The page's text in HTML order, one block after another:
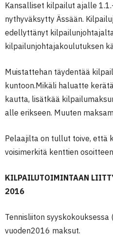
Kansalliset kilpailut ajalle
nythyväksytty Ässään.
edellyttänyt
kilpailunjohtajakoulutuksen
Muistattehan täydentää
kuntoon.Mikäli haluatte
kautta, lisätkää
alle erikseen. Muuten
Pelaajilta on tullut toive, että
voisimerkitä kenttien
KILPAILUTOIMINTAAN
2016
Tennisliiton
vuoden2016 maksut.